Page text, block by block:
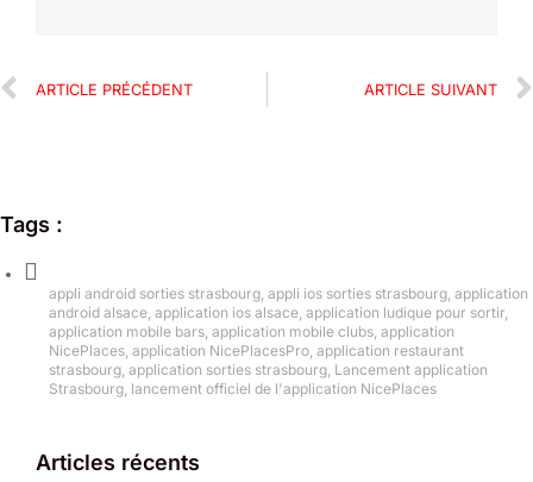
ARTICLE PRÉCÉDENT ARTICLE SUIVANT
Tags :
appli android sorties strasbourg, appli ios sorties strasbourg, application
android alsace, application ios alsace, application ludique pour sortir,
application mobile bars, application mobile clubs, application
NicePlaces, application NicePlacesPro, application restaurant
strasbourg, application sorties strasbourg, Lancement application
Strasbourg, lancement officiel de l'application NicePlaces
Articles récents